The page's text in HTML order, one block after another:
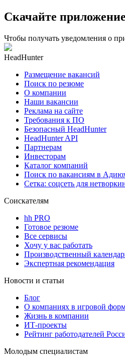
Скачайте приложение
Чтобы получать уведомления о
HeadHunter
Размещение вакансий
Поиск по резюме
О компании
Наши вакансии
Реклама на сайте
Требования к ПО
Безопасный HeadHunter
HeadHunter API
Партнерам
Инвесторам
Каталог компаний
Поиск по вакансиям в
Сетка: соцсеть для
Соискателям
hh PRO
Готовое резюме
Все сервисы
Хочу у вас работать
Производственный
Экспертная рекомендация
Новости и статьи
Блог
О компаниях в игровой
Жизнь в компании
ИТ-проекты
Рейтинг работодателей
Молодым специалистам